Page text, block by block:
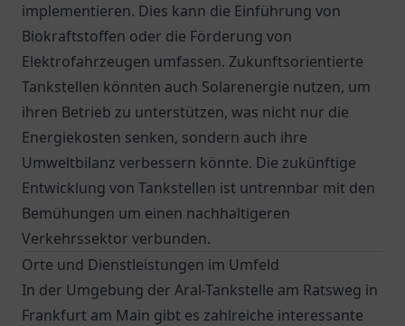
implementieren. Dies kann die Einführung von
Biokraftstoffen oder die Förderung von
Elektrofahrzeugen umfassen. Zukunftsorientierte
Tankstellen könnten auch Solarenergie nutzen, um
ihren Betrieb zu unterstützen, was nicht nur die
Energiekosten senken, sondern auch ihre
Umweltbilanz verbessern könnte. Die zukünftige
Entwicklung von Tankstellen ist untrennbar mit den
Bemühungen um einen nachhaltigeren
Verkehrssektor verbunden.
Orte und Dienstleistungen im Umfeld
In der Umgebung der Aral-Tankstelle am Ratsweg in
Frankfurt am Main gibt es zahlreiche interessante